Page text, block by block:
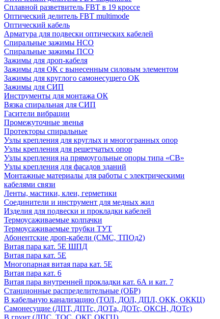
Сплавной разветвитель FBT в 19 кроссе
Оптический делитель FBT multimode
Оптический кабель
Арматура для подвески оптических кабелей
Спиральные зажимы НСО
Спиральные зажимы ПСО
Зажимы для дроп-кабеля
Зажимы для ОК с вынесенным силовым элементом
Зажимы для круглого самонесущего ОК
Зажимы для СИП
Инструменты для монтажа ОК
Вязка спиральная для СИП
Гасители вибрации
Промежуточные звенья
Протекторы спиральные
Узлы крепления для круглых и многогранных опор
Узлы крепления для решетчатых опор
Узлы крепления на прямоугольные опоры типа «СВ»
Узлы крепления для фасадов зданий
Монтажные материалы для работы с электрическими
кабелями связи
Ленты, мастики, клеи, герметики
Соединители и инструмент для медных жил
Изделия для подвески и прокладки кабелей
Термоусаживаемые колпачки
Термоусаживаемые трубки ТУТ
Абонентские дроп-кабели (СМС, ТПОд2)
Витая пара кат. 5Е ШПД
Витая пара кат. 5Е
Многопарная витая пара кат. 5E
Витая пара кат. 6
Витая пара внутренней прокладки кат. 6А и кат. 7
Станционные распределительные (ОБР)
В кабельную канализацию (ТОЛ, ДОЛ, ДПЛ, ОКК, ОККЦ)
Самонесущие (ДПТ, ДПТс, ДОТа, ДОТс, ОКСН, ДОТс)
В грунт (ДПС, ТОС, ОКГ, ОКГЦ)